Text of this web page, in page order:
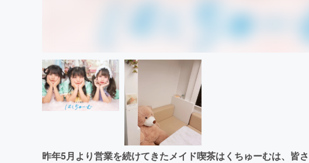
昨年5月より営業を続けてきたメイド喫茶はくちゅーむは、皆